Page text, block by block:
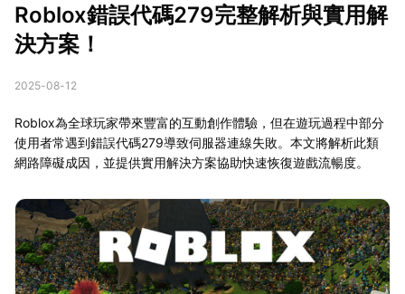
Roblox錯誤代碼279完整解析與實用解
決方案！
2025-08-12
Roblox為全球玩家帶來豐富的互動創作體驗，但在遊玩過程中部分
使用者常遇到錯誤代碼279導致伺服器連線失敗。本文將解析此類
網路障礙成因，並提供實用解決方案協助快速恢復遊戲流暢度。